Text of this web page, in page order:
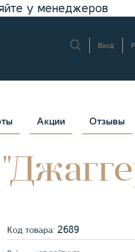
у менеджеров
Вход
Акции Отзывы
Код товара: 2689